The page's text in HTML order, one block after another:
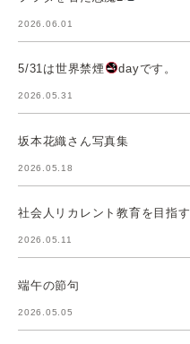
2026.06.01
5/31は世界禁煙 dayです。
2026.05.31
坂本花織さん写真集
2026.05.18
社会人リカレント教育を目指す
2026.05.11
端午の節句
2026.05.05